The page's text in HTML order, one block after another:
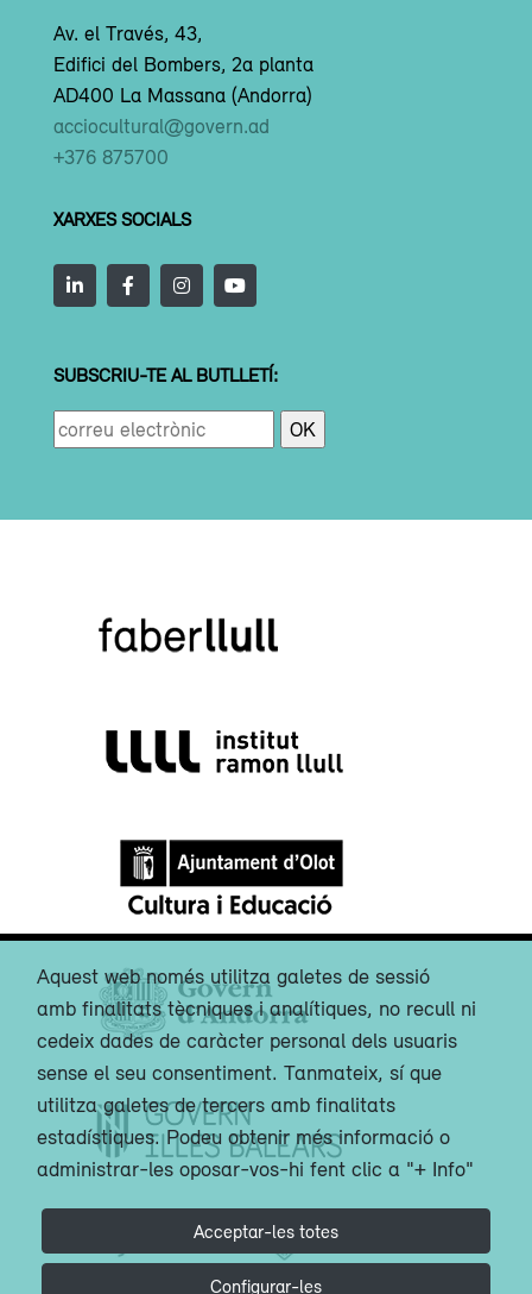
Av. el Través, 43,
Edifici del Bombers, 2a planta
AD400 La Massana (Andorra)
acciocultural@govern.ad
+376 875700
XARXES SOCIALS
SUBSCRIU-TE AL BUTLLETÍ:
Aquest web només utilitza galetes de sessió
amb finalitats tècniques i analítiques, no recull ni
cedeix dades de caràcter personal dels usuaris
sense el seu consentiment. Tanmateix, sí que
utilitza galetes de tercers amb finalitats
estadístiques. Podeu obtenir més informació o
administrar-les oposar-vos-hi fent clic a "+ Info"
Acceptar-les totes
Configurar-les